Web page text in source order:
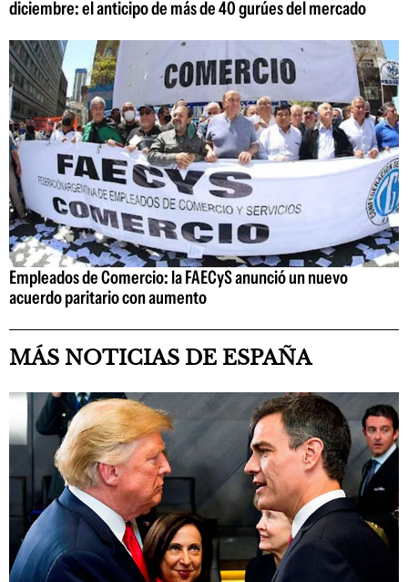
diciembre: el anticipo de más de 40 gurúes del mercado
Empleados de Comercio: la FAECyS anunció un nuevo
acuerdo paritario con aumento
MÁS NOTICIAS DE ESPAÑA